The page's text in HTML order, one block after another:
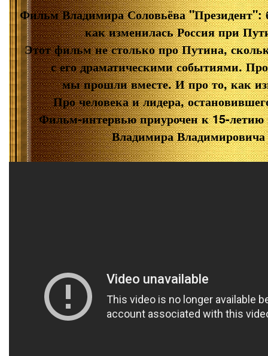
Фильм Владимира Соловьёва "Президент":
как изменилась Россия при
Этот фильм не столько про Путина,
с его драматическими событиями.
мы прошли вместе. И про то, как
Про человека и лидера,
Фильм-интервью приурочен к 15-летию
Владимира